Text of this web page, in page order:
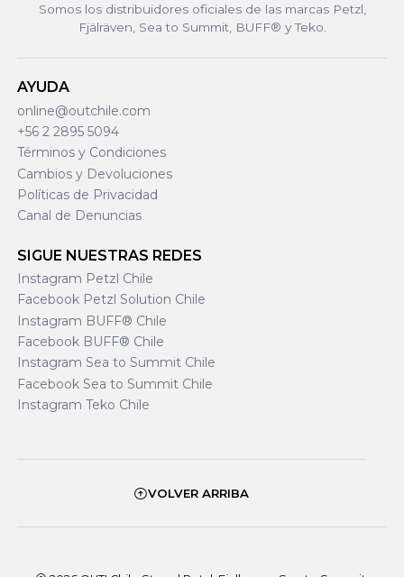
Somos los distribuidores oficiales de las marcas Petzl,
Fjälräven, Sea to Summit, BUFF® y Teko.
AYUDA
online@outchile.com
+56 2 2895 5094
Términos y Condiciones
Cambios y Devoluciones
Políticas de Privacidad
Canal de Denuncias
SIGUE NUESTRAS REDES
Instagram Petzl Chile
Facebook Petzl Solution Chile
Instagram BUFF® Chile
Facebook BUFF® Chile
Instagram Sea to Summit Chile
Facebook Sea to Summit Chile
Instagram Teko Chile
VOLVER ARRIBA